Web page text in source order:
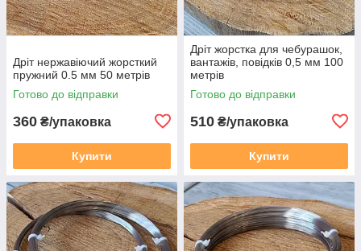
Дріт нержавіючий жорсткий
пружний 0.5 мм 50 метрів
Готово до відправки
360 ₴/упаковка
Купити
Дріт жорстка для чебурашок,
вантажів, повідків 0,5 мм 100
метрів
Готово до відправки
510 ₴/упаковка
Купити